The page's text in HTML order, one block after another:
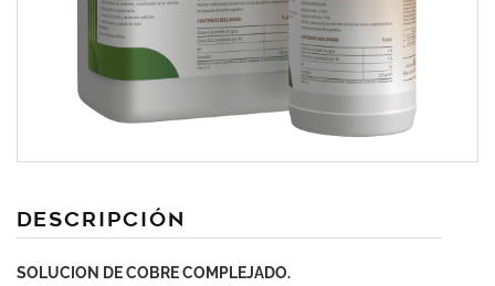
DEscripción
SOLUCION DE COBRE COMPLEJADO.